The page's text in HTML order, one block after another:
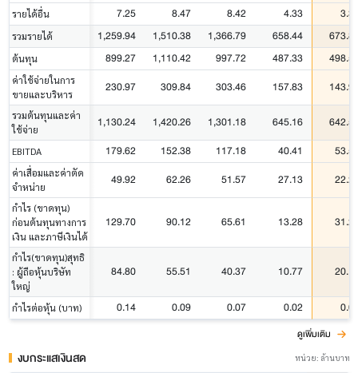
รายได้อื่น 7.25 8.47 8.42 4.33
รวมรายได้ 1,259.94 1,510.38 1,366.79 658.44
ต้นทุน 899.27 1,110.42 997.72 487.33
ค่าใช้จ่ายในการ
ขายและบริหาร
230.97 309.84 303.46 157.83
รวมต้นทุนและค่า
ใช้จ่าย
1,130.24 1,420.26 1,301.18 645.16
EBITDA 179.62 152.38 117.18 40.41
ค่าเสื่อมและค่าตัด
จำหน่าย
49.92 62.26 51.57 27.13
กำไร (ขาดทุน)
ก่อนต้นทุนทางการ
เงิน และภาษีเงินได้
129.70 90.12 65.61 13.28
กำไร(ขาดทุน)สุทธิ
: ผู้ถือหุ้นบริษัท
ใหญ่
84.80 55.51 40.37 10.77
กำไรต่อหุ้น (บาท) 0.14 0.09 0.07 0.02
ดูเพิ่มเติม
งบกระแสเงินสด หน่วย: ล้านบาท